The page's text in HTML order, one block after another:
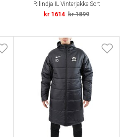
Rilindja IL Vinterjakke Sort
kr 1614 kr 1899